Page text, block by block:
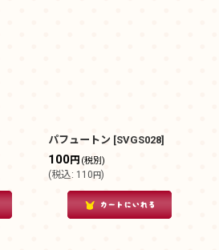
パフュートン [SVGS028]
100円 (税別)
(税込: 110円)